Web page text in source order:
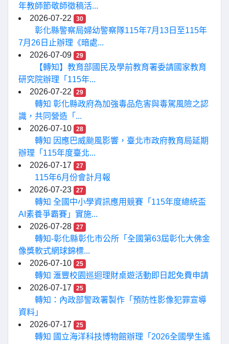
年教師節敬師徵稿活...
2026-07-22
30
彰化縣警察局婦幼警察隊115年7月13日至115年
7月26日止辦理《暗處...
2026-07-09
29
【轉知】教育部國民及學前教育署委請國家教育
研究院辦理「115年...
2026-07-22
29
轉知 彰化縣政府為加強毒品危害與毒駕風險之認
識，共同營造「...
2026-07-10
28
轉知 因應巴威颱風影響，臺北市政府教育局延期
辦理「115年度臺北...
2026-07-17
27
115年6月份會計月報
2026-07-23
27
轉知 全國中小學資訊應用競賽「115年度總統盃
AI素養爭霸賽」實施...
2026-07-28
27
轉知-彰化縣彰化市公所「全國第63屆彰化大佛金
像獎軟式網球錦標...
2026-07-10
25
轉知 滙豐校園巡迴理財桌遊活動即日起免費申請
2026-07-17
25
轉知：內政部警政署製作「預防性影像犯罪宣導
資料」
2026-07-17
25
轉知 國立海洋科技博物館辦理「2026全國學生遙